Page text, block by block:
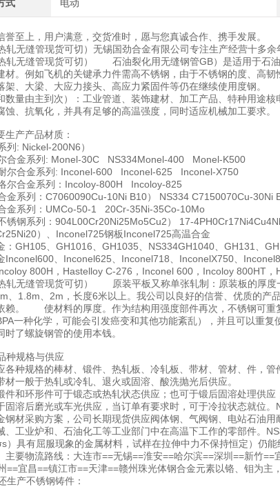
式 电动
誉至上，用户满意，交货准时，愿与您真诚合作、携手发展。
轧无缝管现货可切）无锡国劲合金有限公司专注生产经营十多
轧无缝管现货可切） 石油裂化用无缝钢管GB）是适用于石
材。例如飞机的关键承力件需高不锈钢，由于不锈钢的度、高
架、大梁、大应力接头、高应力紧固件等仍在继续使用度钢
数量由主到次）：工业管道、装饰建材、加工产品、特种用途
蚀、抗氧化，并具有足够的高温强度，同时适应机械加工要求。
生产产品材质：
列: Nickel-200N6）
合金系列: Monel-30C NS334Monel-400 Monel-K500
尔合金系列: Inconel-600 Inconel-625 Inconel-X750
尔合金系列：Incoloy-800H Incoloy-825
金系列：C7060090Cu-10Ni B10） NS334 C7150070Cu-30Ni
金系列：UMCo-50-1 20Cr-35Ni-35Co-10Mo
锈钢系列：904L00Cr20Ni25Mo5Cu2） 17-
）、Inconel725钢板Inconel725高温合金
：GH105、GH1016、GH1035、NS334GH1040、GH131、
Inconel600、Inconel625、Inconel718、InconelX750、
800H，Hastelloy C-276，Inconel 600，Incoloy 800HT
轧无缝管现货可切） 原装平板又称单张轧制：原装板的厚度
、1.8m、2m，长度6米以上。我公司以良好的信誉、优质的
赖。 使材料的厚度。作为结构用强度部件再次，不锈钢可重
一种化学，可能会引发癌变和其他功能紊乱），并且可以重
时了螺旋钢管的使用本钱。
种规格与供应
各种规格的棒材、锻件、热轧板、冷轧板、带材、管材、件，管
材一般于热轧或冷轧、退火或固溶、酸洗抛光后供应。
件和环形件可于锻态或热轧状态供应；也可于锻后固溶处理供应
固溶后磨光或车光供应，当订单有要求时，可于冷拉状态就
钢材采购方案，公司长期现货供应阀体钢、气阀钢、电站石油
、工业炉和、石油化工等工业部门中在高温下工作的零部件
）具有屈服现象的金属材料，试样在拉伸中力不保持恒定）仍
物流路线：大连市==无锡==淮安==哈尔滨==深圳==新竹==
==宜昌==镇江市==天津==赣州珠光体钢合金元素以铬、钼为主
生产不锈钢铸件：